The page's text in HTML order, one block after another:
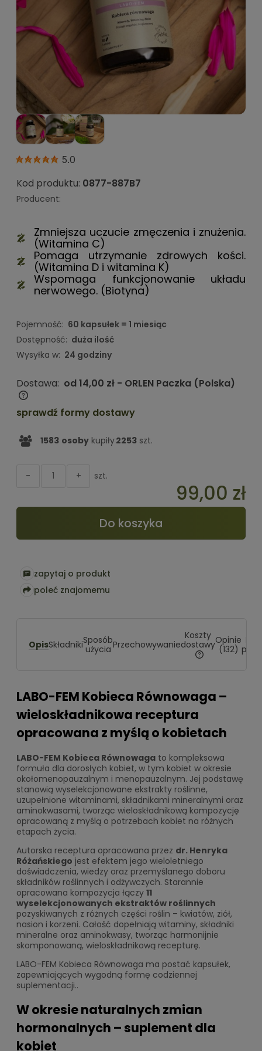
5.0
Kod produktu: 0877-887B7
Producent:
Zmniejsza uczucie zmęczenia i znużenia.
(Witamina C)
Pomaga utrzymanie zdrowych kości.
(Witamina D i witamina K)
Wspomaga funkcjonowanie układu
nerwowego. (Biotyna)
Pojemność: 60 kapsułek = 1 miesiąc
Dostępność: duża ilość
Wysyłka w: 24 godziny
Dostawa: od 14,00 zł - ORLEN Paczka (Polska)
Cena nie zawiera ewentualnych kosztów płatności
sprawdź formy dostawy
1583 osoby kupiły2253 szt.
+
- szt.
99,00 zł
Do koszyka
zapytaj o produkt
poleć znajomemu
OpisSkładnikiSposób
użycia Przechowywanie
Koszty
dostawyOpinie
(132)
LABO-FEM Kobieca Równowaga –
wieloskładnikowa receptura
opracowana z myślą o kobietach
LABO-FEM Kobieca Równowaga to kompleksowa
formuła dla dorosłych kobiet, w tym kobiet w okresie
okołomenopauzalnym i menopauzalnym. Jej podstawę
stanowią wyselekcjonowane ekstrakty roślinne,
uzupełnione witaminami, składnikami mineralnymi oraz
aminokwasami, tworząc wieloskładnikową kompozycję
opracowaną z myślą o potrzebach kobiet na różnych
etapach życia.
Autorska receptura opracowana przez dr. Henryka
Różańskiego jest efektem jego wieloletniego
doświadczenia, wiedzy oraz przemyślanego doboru
składników roślinnych i odżywczych. Starannie
opracowana kompozycja łączy 11
wyselekcjonowanych ekstraktów roślinnych
pozyskiwanych z różnych części roślin – kwiatów, ziół,
nasion i korzeni. Całość dopełniają witaminy, składniki
mineralne oraz aminokwasy, tworząc harmonijnie
skomponowaną, wieloskładnikową recepturę.
LABO-FEM Kobieca Równowaga ma postać kapsułek,
zapewniających wygodną formę codziennej
suplementacji..
W okresie naturalnych zmian
hormonalnych – suplement dla
kobiet